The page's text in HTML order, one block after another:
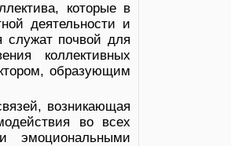
которые в
деятельности и
почвой для
коллективных
образующим
возникающая
во всех
эмоциональными